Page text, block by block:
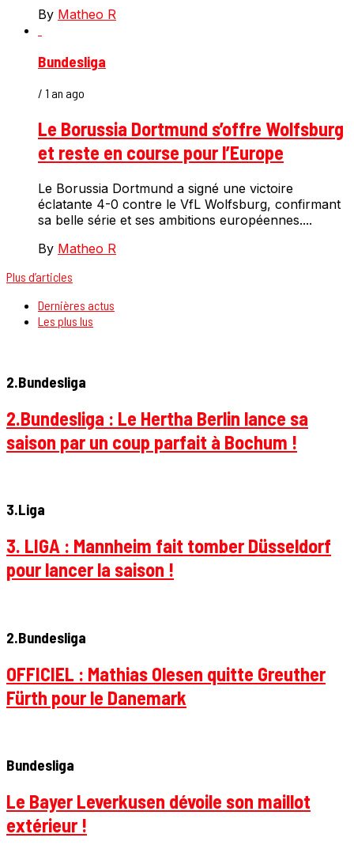
By Matheo R
Bundesliga
/ 1 an ago
Le Borussia Dortmund s’offre Wolfsburg
et reste en course pour l’Europe
Le Borussia Dortmund a signé une victoire
éclatante 4-0 contre le VfL Wolfsburg, confirmant
sa belle série et ses ambitions européennes....
By Matheo R
Plus d’articles
Dernières actus
Les plus lus
2.Bundesliga
2.Bundesliga : Le Hertha Berlin lance sa
saison par un coup parfait à Bochum !
3.Liga
3. LIGA : Mannheim fait tomber Düsseldorf
pour lancer la saison !
2.Bundesliga
OFFICIEL : Mathias Olesen quitte Greuther
Fürth pour le Danemark
Bundesliga
Le Bayer Leverkusen dévoile son maillot
extérieur !